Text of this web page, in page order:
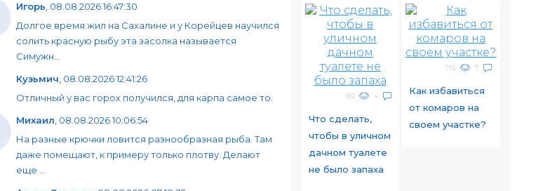
Игорь, 08.08.2026 16:47:30
Долгое время жил на Сахалине и у Корейцев научился
солить красную рыбу эта засолка называется
Симужн...
Кузьмич, 08.08.2026 12:41:26
Отличный у вас горох получился, для карпа самое то.
Михаил, 08.08.2026 10:06:54
На разные крючки ловится разнообразная рыба. Там
даже помещают, к примеру только плотву. Делают
еще ...
661 4
Что сделать,
чтобы в уличном
дачном туалете
не было запаха
755 7
Как избавиться
от комаров на
своем участке?